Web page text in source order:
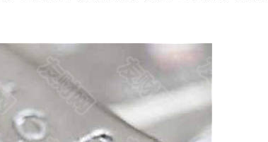
张尧浠 打卡获得 10积分
打卡获得 10积分
张尧浠 20积分
打卡获得
打卡获得